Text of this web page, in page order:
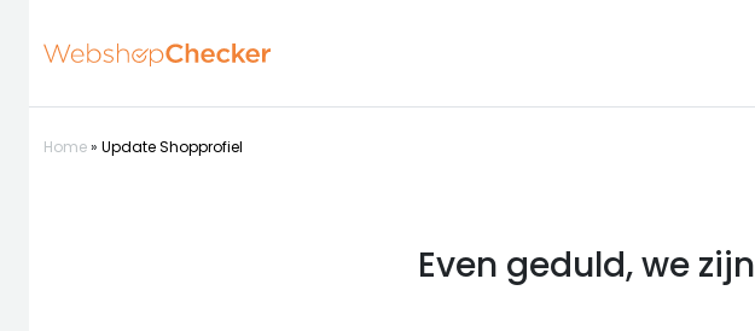
Home» Update Shopprofiel
Even geduld, we zijn